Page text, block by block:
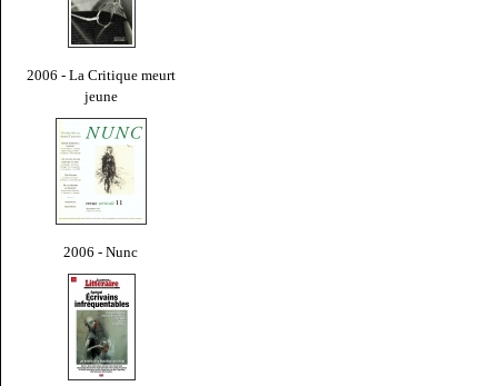
2006 - La Critique meurt
jeune
2006 - Nunc